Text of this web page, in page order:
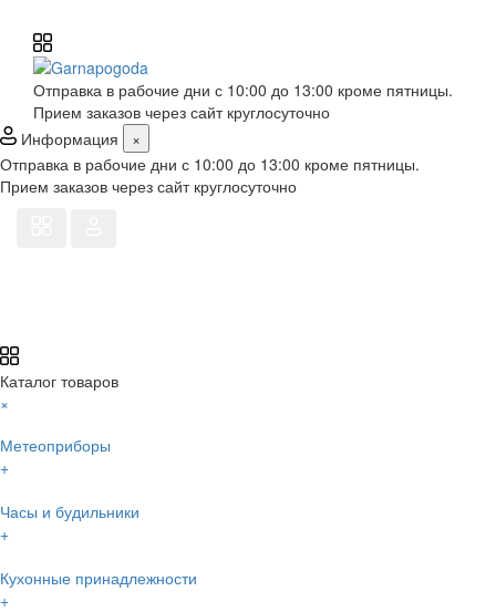
Отправка в рабочие дни с 10:00 до 13:00 кроме пятницы.
Прием заказов через сайт круглосуточно
Информация
×
Отправка в рабочие дни с 10:00 до 13:00 кроме пятницы.
Прием заказов через сайт круглосуточно
Каталог товаров
×
Метеоприборы
+
Часы и будильники
+
Кухонные принадлежности
+